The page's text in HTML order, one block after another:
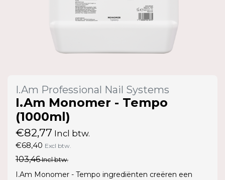
I.Am Professional Nail Systems
I.Am Monomer - Tempo
(1000ml)
€82,77 Incl btw.
€68,40 Excl btw.
103,46Incl btw.
I.Am Monomer - Tempo ingrediënten creëren een